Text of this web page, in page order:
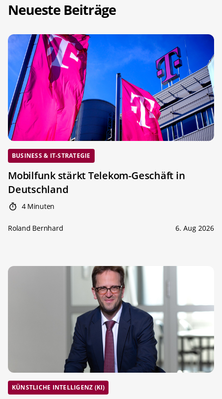
Neueste Beiträge
BUSINESS & IT-STRATEGIE
Mobilfunk stärkt Telekom-Geschäft in
Deutschland
4 Minuten
Roland Bernhard 6. Aug 2026
KÜNSTLICHE INTELLIGENZ (KI)